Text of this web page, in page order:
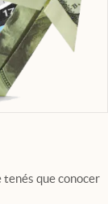
que conocer